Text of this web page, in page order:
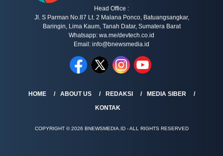
Head Office :
Jl. S Parman No.87 Lt. 2 Malana Ponco, Batuangsangkar,
Baringin, Lima Kaum, Tanah Datar, Sumatera Barat
Whatsapp: wa.me/devtech.co.id
Email: info@bnewsmedia.id
HOME ABOUT US REDAKSI
MEDIA SIBER
KONTAK
COPYRIGHT © 2026 BNEWSMEDIA.ID - ALL RIGHTS RESERVED